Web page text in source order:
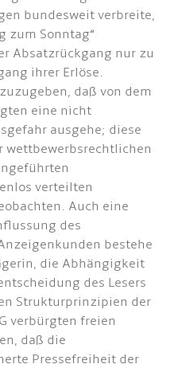
bundesweit verbreite,
zum Sonntag“
Absatzrückgang nur zu
ihrer Erlöse.
daß von dem
eine nicht
ausgehe; diese
wettbewerbsrechtlichen
verteilten
Auch eine
des
bestehe
die Abhängigkeit
des Lesers
Strukturprinzipien der
verbürgten freien
daß die
Pressefreiheit der